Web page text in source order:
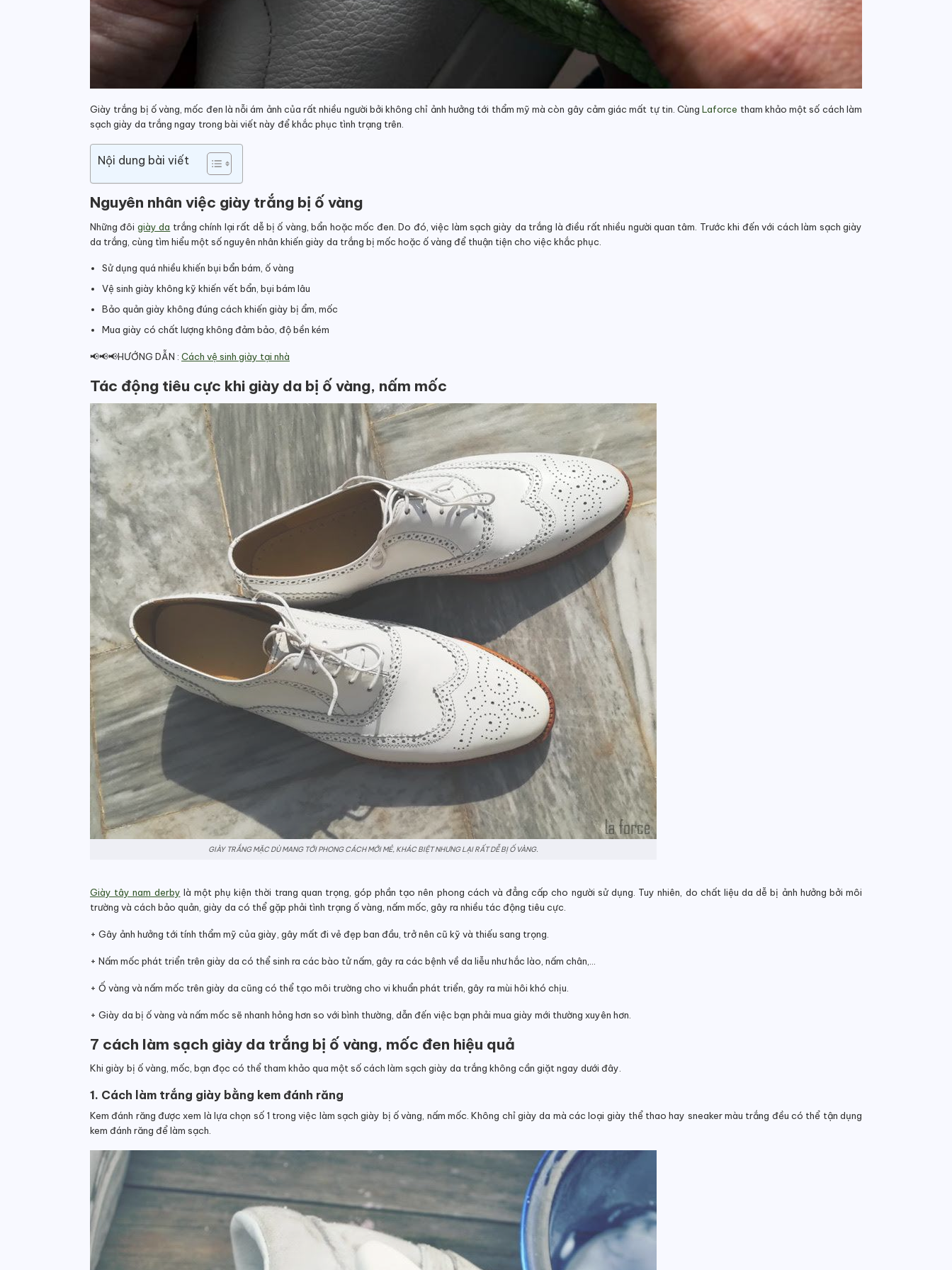
Giày trắng bị ố vàng, mốc đen là nỗi ám ảnh của rất nhiều người bởi không chỉ ảnh hưởng tới thẩm mỹ mà còn gây cảm giác mất tự tin. CùngLaforce tham khảo một số cách làm
sạch giày da trắng ngay trong bài viết này để khắc phục tình trạng trên.
Nội dung bài viết
Nguyên nhân việc giày trắng bị ố vàng
Những đôi giày da trắng chính lại rất dễ bị ố vàng, bẩn hoặc mốc đen. Do đó, việc làm sạch giày da trắng là điều rất nhiều người quan tâm. Trước khi đến với cách làm sạch giày
da trắng, cùng tìm hiểu một số nguyên nhân khiến giày da trắng bị mốc hoặc ố vàng để thuận tiện cho việc khắc phục.
Sử dụng quá nhiều khiến bụi bẩn bám, ố vàng
Vệ sinh giày không kỹ khiến vết bẩn, bụi bám lâu
Bảo quản giày không đúng cách khiến giày bị ẩm, mốc
Mua giày có chất lượng không đảm bảo, độ bền kém
📢📢📢HƯỚNG DẪN : Cách vệ sinh giày tại nhà
Tác động tiêu cực khi giày da bị ố vàng, nấm mốc
GIÀY TRẮNG MẶC DÙ MANG TỚI PHONG CÁCH MỚI MẺ, KHÁC BIỆT NHƯNG LẠI RẤT DỄ BỊ Ố VÀNG.
Giày tây nam derby là một phụ kiện thời trang quan trọng, góp phần tạo nên phong cách và đẳng cấp cho người sử dụng. Tuy nhiên, do chất liệu da dễ bị ảnh hưởng bởi môi
trường và cách bảo quản, giày da có thể gặp phải tình trạng ố vàng, nấm mốc, gây ra nhiều tác động tiêu cực.
+ Gây ảnh hưởng tới tính thẩm mỹ của giày, gây mất đi vẻ đẹp ban đầu, trở nên cũ kỹ và thiếu sang trọng.
+ Nấm mốc phát triển trên giày da có thể sinh ra các bào tử nấm, gây ra các bệnh về da liễu như hắc lào, nấm chân,…
+ Ố vàng và nấm mốc trên giày da cũng có thể tạo môi trường cho vi khuẩn phát triển, gây ra mùi hôi khó chịu.
+ Giày da bị ố vàng và nấm mốc sẽ nhanh hỏng hơn so với bình thường, dẫn đến việc bạn phải mua giày mới thường xuyên hơn.
7 cách làm sạch giày da trắng bị ố vàng, mốc đen hiệu quả
Khi giày bị ố vàng, mốc, bạn đọc có thể tham khảo qua một số cách làm sạch giày da trắng không cần giặt ngay dưới đây.
1. Cách làm trắng giày bằng kem đánh răng
Kem đánh răng được xem là lựa chọn số 1 trong việc làm sạch giày bị ố vàng, nấm mốc. Không chỉ giày da mà các loại giày thể thao hay sneaker màu trắng đều có thể tận dụng
kem đánh răng để làm sạch.